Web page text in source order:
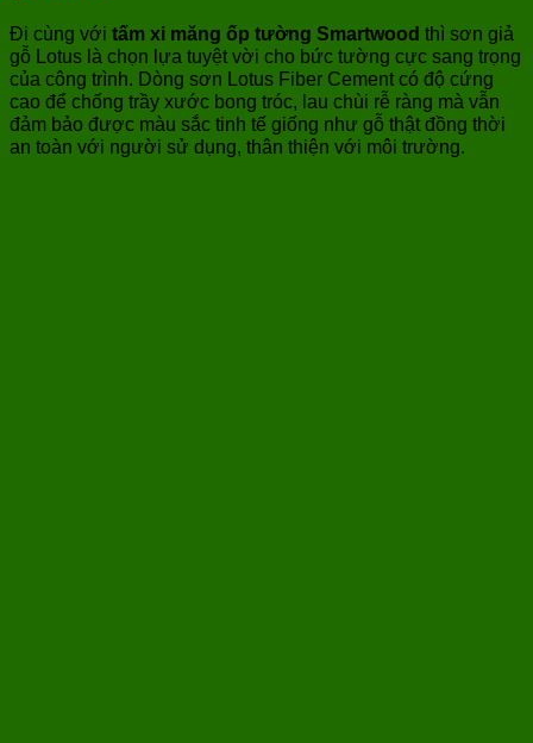
Đi cùng với tấm xi măng ốp tường Smartwood thì sơn giả
gỗ Lotus là chọn lựa tuyệt vời cho bức tường cực sang trọng
của công trình. Dòng sơn Lotus Fiber Cement có độ cứng
cao để chống trầy xước bong tróc, lau chùi rễ ràng mà vẫn
đảm bảo được màu sắc tinh tế giống như gỗ thật đồng thời
an toàn với người sử dụng, thân thiện với môi trường.